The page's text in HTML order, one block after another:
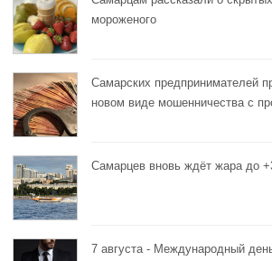
мороженого
Самарских предпринимателей
новом виде мошенничества с
Самарцев вновь ждёт жара до
7 августа - Международный